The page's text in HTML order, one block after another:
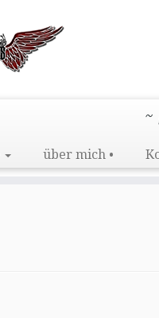
~
über mich •